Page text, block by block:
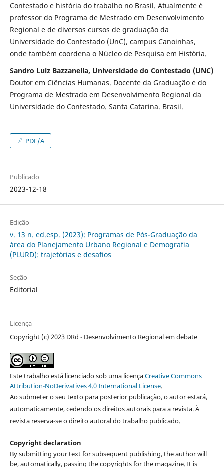
Contestado e história do trabalho no Brasil. Atualmente é
professor do Programa de Mestrado em Desenvolvimento
Regional e de diversos cursos de graduação da
Universidade do Contestado (UnC), campus Canoinhas,
onde também coordena o Núcleo de Pesquisa em História.
Sandro Luiz Bazzanella, Universidade do Contestado (UNC)
Doutor em Ciências Humanas. Docente da Graduação e do
Programa de Mestrado em Desenvolvimento Regional da
Universidade do Contestado. Santa Catarina. Brasil.
PDF/A
Publicado
2023-12-18
Edição
v. 13 n. ed.esp. (2023): Programas de Pós-Graduação da
área do Planejamento Urbano Regional e Demografia
(PLURD): trajetórias e desafios
Seção
Editorial
Licença
Copyright (c) 2023 DRd - Desenvolvimento Regional em debate
Este trabalho está licenciado sob uma licençaCreative Commons
Attribution-NoDerivatives 4.0 International License.
Ao submeter o seu texto para posterior publicação, o autor estará,
automaticamente, cedendo os direitos autorais para a revista. À
revista reserva-se o direito autoral do trabalho publicado.
Copyright declaration
By submitting your text for subsequent publishing, the author will
be, automatically, passing the copyrights for the magazine. It is